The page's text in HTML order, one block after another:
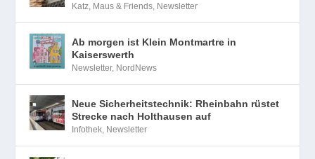
Katz, Maus & Friends, Newsletter
Ab morgen ist Klein Montmartre in
Kaiserswerth
Newsletter, NordNews
Neue Sicherheitstechnik: Rheinbahn rüstet
Strecke nach Holthausen auf
Infothek, Newsletter